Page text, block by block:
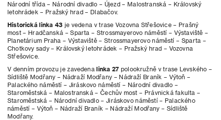
Národní třída – Národní divadlo – Újezd – Malostranská – Královský
letohrádek – Pražský hrad – Dlabačov.
Historická linka 43 je vedena v trase Vozovna Střešovice – Prašný
most – Hradčanská – Sparta – Strossmayerovo náměstí – Výstaviště –
Planetárium Praha – Výstaviště – Strossmayerovo náměstí – Sparta –
Chotkovy sady – Královský letohrádek – Pražský hrad – Vozovna
Střešovice.
V denním provozu je zavedenalinka 27 polookružně v trase Levského –
Sídliště Modřany – Nádraží Modřany – Nádraží Braník – Výtoň –
Palackého náměstí – Jiráskovo náměstí – Národní divadlo –
Staroměstská – Malostranská – Čechův most – Právnická fakulta –
Staroměstská – Národní divadlo – Jiráskovo náměstí – Palackého
náměstí – Výtoň – Nádraží Braník – Nádraží Modřany – Sídliště
Modřany.